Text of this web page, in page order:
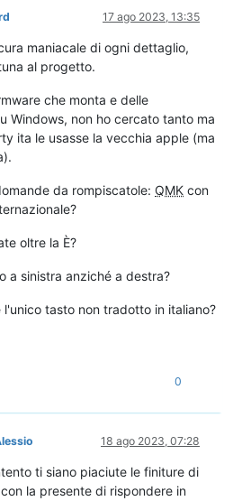
17 ago 2023, 13:35
maniacale di ogni dettaglio,
al progetto.
che monta e delle
Windows, non ho cercato tanto ma
ita le usasse la vecchia apple (ma
da rompiscatole: QMK con
oltre la È?
a sinistra anziché a destra?
tasto non tradotto in italiano?
0
18 ago 2023, 07:28
ti siano piaciute le finiture di
la presente di rispondere in